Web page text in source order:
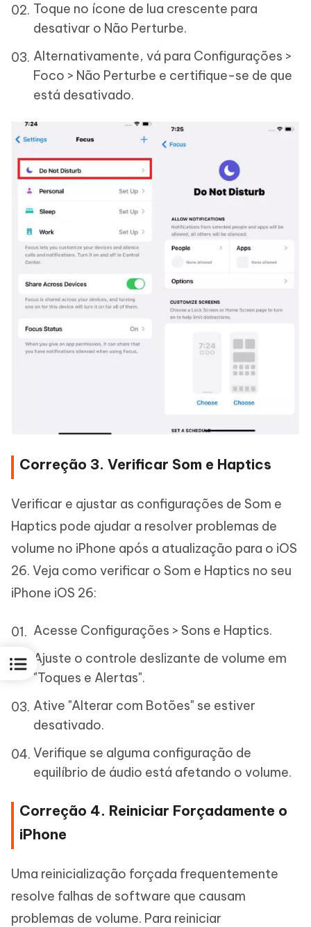
Toque no ícone de lua crescente para
desativar o Não Perturbe.
Alternativamente, vá para Configurações >
Foco > Não Perturbe e certifique-se de que
está desativado.
Correção 3. Verificar Som e Haptics
Verificar e ajustar as configurações de Som e
Haptics pode ajudar a resolver problemas de
volume no iPhone após a atualização para o iOS
26. Veja como verificar o Som e Haptics no seu
iPhone iOS 26:
Acesse Configurações > Sons e Haptics.
Ajuste o controle deslizante de volume em
"Toques e Alertas".
Ative "Alterar com Botões" se estiver
desativado.
Verifique se alguma configuração de
equilíbrio de áudio está afetando o volume.
Correção 4. Reiniciar Forçadamente o
iPhone
Uma reinicialização forçada frequentemente
resolve falhas de software que causam
problemas de volume. Para reiniciar